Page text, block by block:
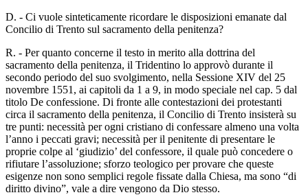
D. - Ci vuole sinteticamente ricordare le disposizioni emanate dal
Concilio di Trento sul sacramento della penitenza?
R. - Per quanto concerne il testo in merito alla dottrina del
sacramento della penitenza, il Tridentino lo approvò durante il
secondo periodo del suo svolgimento, nella Sessione XIV del 25
novembre 1551, ai capitoli da 1 a 9, in modo speciale nel cap. 5 dal
titolo De confessione. Di fronte alle contestazioni dei protestanti
circa il sacramento della penitenza, il Concilio di Trento insisterà su
tre punti: necessità per ogni cristiano di confessare almeno una volta
l’anno i peccati gravi; necessità per il penitente di presentare le
proprie colpe al ‘giudizio’ del confessore, il quale può concedere o
rifiutare l’assoluzione; sforzo teologico per provare che queste
esigenze non sono semplici regole fissate dalla Chiesa, ma sono “di
diritto divino”, vale a dire vengono da Dio stesso.